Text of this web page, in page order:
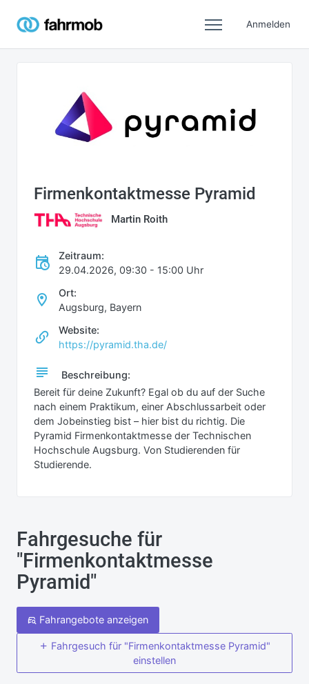
Anmelden
Firmenkontaktmesse Pyramid
Martin Roith
Zeitraum:
29.04.2026, 09:30 - 15:00 Uhr
Ort:
Augsburg, Bayern
Website:
https://pyramid.tha.de/
Beschreibung:
Bereit für deine Zukunft? Egal ob du auf der Suche
nach einem Praktikum, einer Abschlussarbeit oder
dem Jobeinstieg bist – hier bist du richtig. Die
Pyramid Firmenkontaktmesse der Technischen
Hochschule Augsburg. Von Studierenden für
Studierende.
Fahrgesuche für
"Firmenkontaktmesse
Pyramid"
Fahrangebote anzeigen
Fahrgesuch für "Firmenkontaktmesse Pyramid"
einstellen